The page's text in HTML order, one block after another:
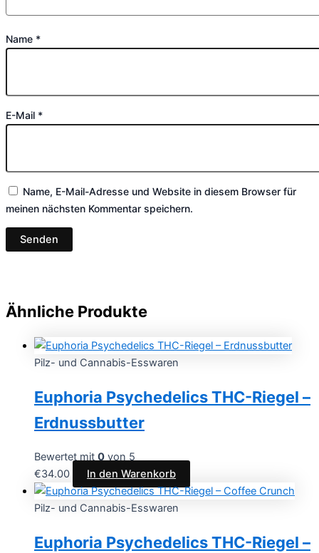
Name *
E-Mail *
Name, E-Mail-Adresse und Website in diesem Browser für
meinen nächsten Kommentar speichern.
Ähnliche Produkte
Pilz- und Cannabis-Esswaren
Euphoria Psychedelics THC-Riegel –
Erdnussbutter
Bewertet mit 0 von 5
€34.00 In den Warenkorb
Pilz- und Cannabis-Esswaren
Euphoria Psychedelics THC-Riegel –